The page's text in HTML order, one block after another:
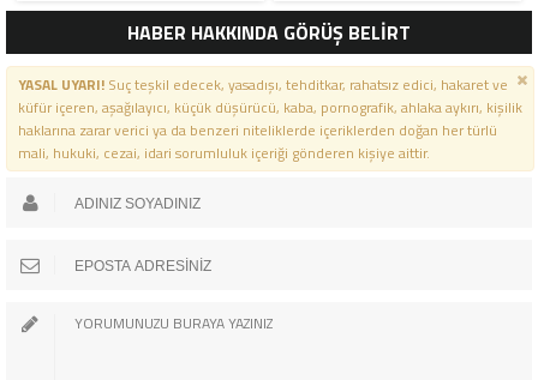
HABER HAKKINDA GÖRÜŞ BELİRT
YASAL UYARI!Suç teşkil edecek, yasadışı, tehditkar, rahatsız edici, hakaret ve
küfür içeren, aşağılayıcı, küçük düşürücü, kaba, pornografik, ahlaka aykırı, kişilik
haklarına zarar verici ya da benzeri niteliklerde içeriklerden doğan her türlü
mali, hukuki, cezai, idari sorumluluk içeriği gönderen kişiye aittir.